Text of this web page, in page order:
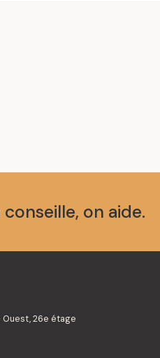
on aide.
26e étage